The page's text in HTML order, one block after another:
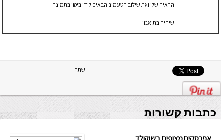
הראיה שלי ואת שילוב הטעמים הבאים לידי ביטוי בתמונה
שיהיה בתיאבון
שתף
כתבות קשורות